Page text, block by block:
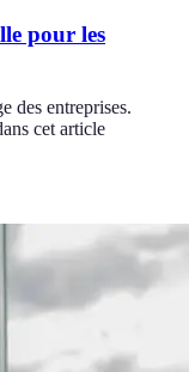
pour les
des entreprises.
cet article